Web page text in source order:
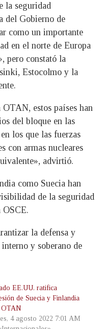
la seguridad
del Gobierno de
como un importante
en el norte de Europa
pero constató la
Estocolmo y la
estos países han
del bloque en las
los que las fuerzas
con armas nucleares
advirtió.
como Suecia han
de la seguridad
OSCE.
la defensa y
y soberano de
EE.UU. ratifica
de Suecia y Finlandia
4 agosto 2022 7:01 AM